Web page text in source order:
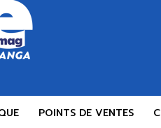
POINTS DE VENTES